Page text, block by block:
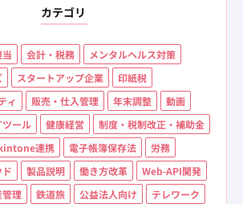
カテゴリ
会計・税務
メンタルヘルス対策
スタートアップ企業
印紙税
ィ
販売・仕入管理 年末調整
動画
ツール 健康経営
制度・税制改正・補助金
連携 電子帳簿保存法
労務
製品説明 働き方改革
Web-API開発
管理 鉄道旅 公益法人向け テレワーク